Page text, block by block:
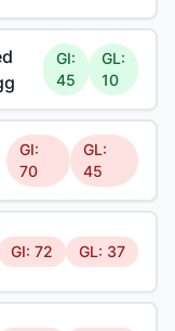
GI:
45
GL:
10
GI:
70
GL:
45
GI: 72 GL: 37